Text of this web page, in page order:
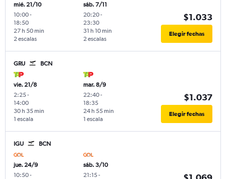
mié. 21/10
10:00-
18:50
2 escalas
27 h 50 min
sáb. 7/11
20:20-
23:30
2 escalas
31 h 10 min
$1.033
Elegir fechas
GRU BCN
vie. 21/8
2:25-
14:00
1 escala
30 h 35 min
mar. 8/9
22:40-
18:35
1 escala
24 h 55 min
$1.037
Elegir fechas
IGU BCN
jue. 24/9
10:50-
sáb. 3/10
21:15-